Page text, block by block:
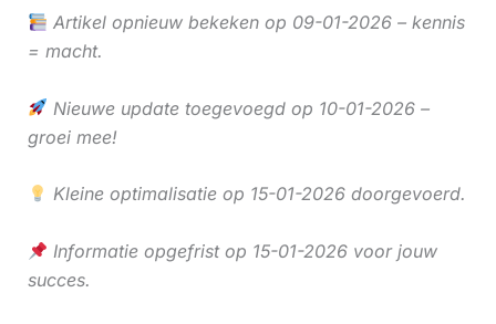
Artikel opnieuw bekeken op 09-01-2026 – kennis
= macht.
Nieuwe update toegevoegd op 10-01-2026 –
groei mee!
Kleine optimalisatie op 15-01-2026 doorgevoerd.
Informatie opgefrist op 15-01-2026 voor jouw
succes.